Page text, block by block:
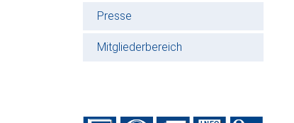
Presse
Mitgliederbereich